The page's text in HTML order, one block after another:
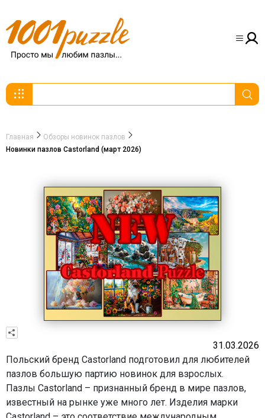
Главная
Обзоры новинок пазлов
Новинки пазлов Castorland (март 2026)
31.03.2026
Польский бренд Castorland подготовил для любителей
пазлов большую партию новинок для взрослых.
Пазлы Castorland – признанный бренд в мире пазлов,
известный на рынке уже много лет. Изделия марки